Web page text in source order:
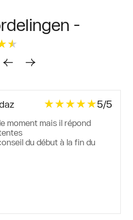
-
★★★★★
★★★★★5/5
moment mais il répond
du début à la fin du